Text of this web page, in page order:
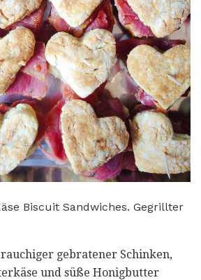
Biscuit Sandwiches. Gegrillter
gebratener Schinken,
und süße Honigbutter